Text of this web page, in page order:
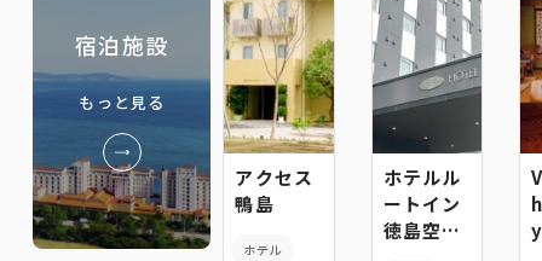
宿泊施設
もっと見る
アクセス
鴨島
ホテル
ホテルル
ートイン
徳島空港